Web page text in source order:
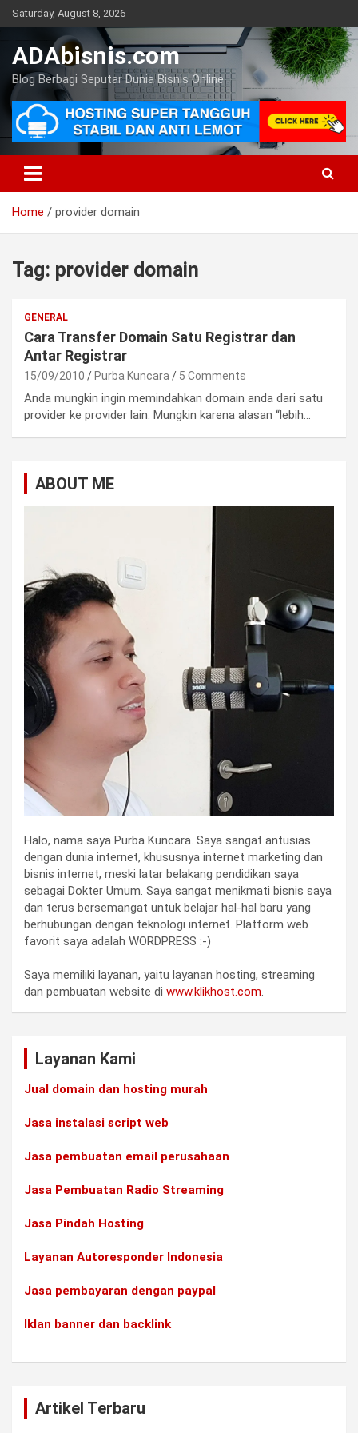
Skip
to
Saturday, August 8, 2026
ADAbisnis.com
Blog Berbagi Seputar Dunia Bisnis Online
Home provider domain
Tag: provider domain
GENERAL
Cara Transfer Domain Satu Registrar dan
Antar Registrar
15/09/2010 Purba Kuncara 5 Comments
Anda mungkin ingin memindahkan domain anda dari satu
provider ke provider lain. Mungkin karena alasan “lebih…
ABOUT ME
Halo, nama saya Purba Kuncara. Saya sangat antusias
dengan dunia internet, khususnya internet marketing dan
bisnis internet, meski latar belakang pendidikan saya
sebagai Dokter Umum. Saya sangat menikmati bisnis saya
dan terus bersemangat untuk belajar hal-hal baru yang
berhubungan dengan teknologi internet. Platform web
favorit saya adalah WORDPRESS :-)
Saya memiliki layanan, yaitu layanan hosting, streaming
dan pembuatan website di www.klikhost.com.
Layanan Kami
Jual domain dan hosting murah
Jasa instalasi script web
Jasa pembuatan email perusahaan
Jasa Pembuatan Radio Streaming
Jasa Pindah Hosting
Layanan Autoresponder Indonesia
Jasa pembayaran dengan paypal
Iklan banner dan backlink
Artikel Terbaru